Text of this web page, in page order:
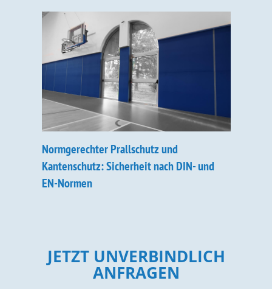
Normgerechter Prallschutz und
Kantenschutz: Sicherheit nach DIN- und
EN-Normen
JETZT UNVERBINDLICH
ANFRAGEN